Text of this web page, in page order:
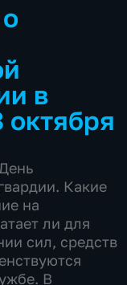
в
Какие
на
ли для
сил, средств
В